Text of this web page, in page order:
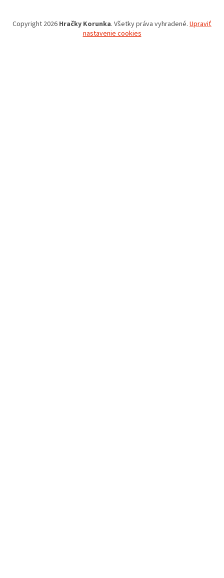
Copyright 2026 Hračky Korunka. Všetky práva vyhradené. Upraviť
nastavenie cookies